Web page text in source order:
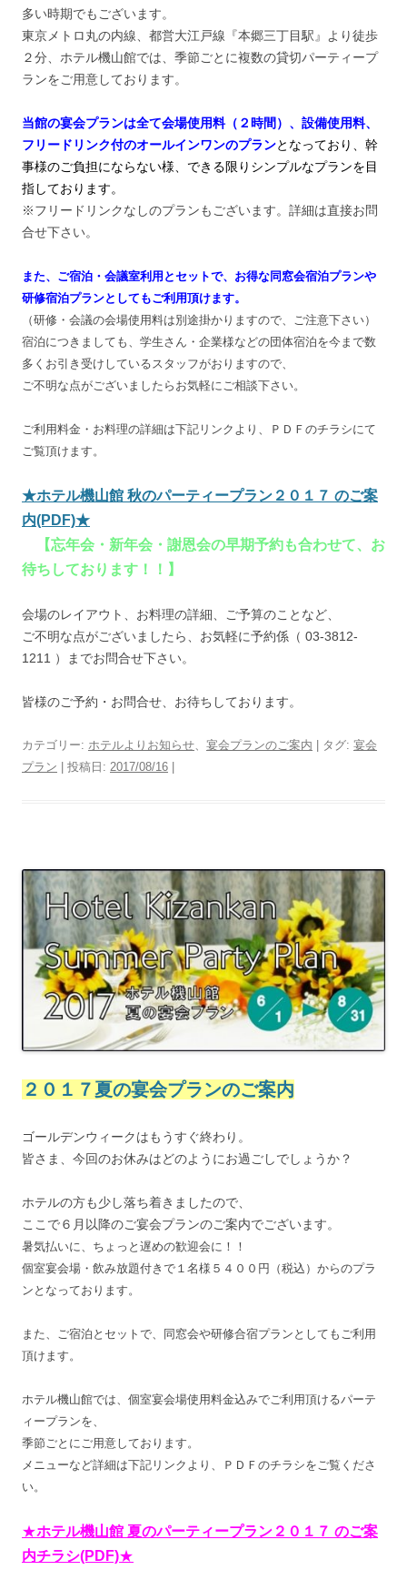
多い時期でもございます。
東京メトロ丸の内線、都営大江戸線『本郷三丁目駅』より徒歩
２分、ホテル機山館では、季節ごとに複数の貸切パーティープ
ランをご用意しております。
当館の宴会プランは全て会場使用料（２時間）、設備使用料、
フリードリンク付のオールインワンのプランとなっており、幹
事様のご負担にならない様、できる限りシンプルなプランを目
指しております。
※フリードリンクなしのプランもございます。詳細は直接お問
合せ下さい。
また、ご宿泊・会議室利用とセットで、お得な同窓会宿泊プランや
研修宿泊プランとしてもご利用頂けます。
（研修・会議の会場使用料は別途掛かりますので、ご注意下さい）
宿泊につきましても、学生さん・企業様などの団体宿泊を今まで数
多くお引き受けしているスタッフがおりますので、
ご不明な点がございましたらお気軽にご相談下さい。
ご利用料金・お料理の詳細は下記リンクより、ＰＤＦのチラシにて
ご覧頂けます。
★ホテル機山館 秋のパーティープラン２０１７ のご案
内(PDF)★
【忘年会・新年会・謝恩会の早期予約も合わせて、お
待ちしております！！】
会場のレイアウト、お料理の詳細、ご予算のことなど、
ご不明な点がございましたら、お気軽に予約係（ 03-3812-
1211 ）までお問合せ下さい。
皆様のご予約・お問合せ、お待ちしております。
カテゴリー: ホテルよりお知らせ 宴会プランのご案内 | タグ: 宴会
プラン | 投稿日: 2017/08/16
２０１７夏の宴会プランのご案内
ゴールデンウィークはもうすぐ終わり。
皆さま、今回のお休みはどのようにお過ごしでしょうか？
ホテルの方も少し落ち着きましたので、
ここで６月以降のご宴会プランのご案内でございます。
暑気払いに、ちょっと遅めの歓迎会に！！
個室宴会場・飲み放題付きで１名様５４００円（税込）からのプラ
ンとなっております。
また、ご宿泊とセットで、同窓会や研修合宿プランとしてもご利用
頂けます。
ホテル機山館では、個室宴会場使用料金込みでご利用頂けるパーテ
ィープランを、
季節ごとにご用意しております。
メニューなど詳細は下記リンクより、ＰＤＦのチラシをご覧くださ
い。
★ホテル機山館 夏のパーティープラン２０１７ のご案
内チラシ(PDF)★